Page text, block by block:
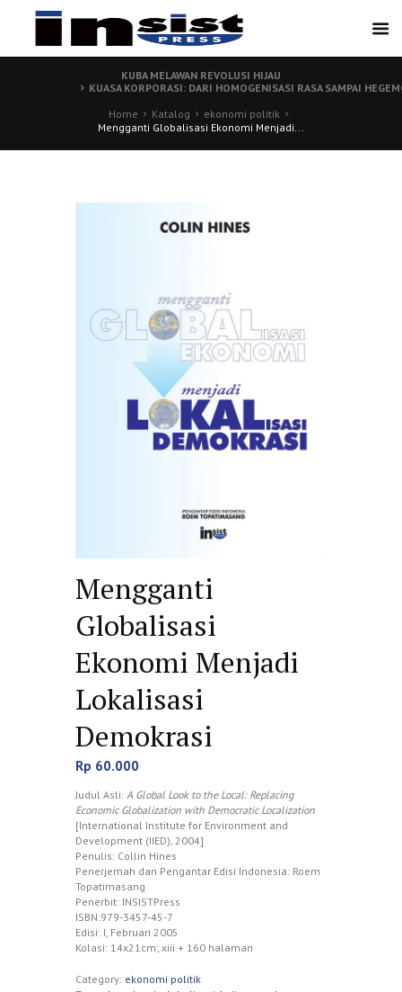
KUBA MELAWAN REVOLUSI HIJAU
KUASA KORPORASI: DARI HOMOGENISASI RASA SAMPAI
Home
Katalog
ekonomi politik
Mengganti Globalisasi Ekonomi Menjadi...
Mengganti
Globalisasi
Ekonomi Menjadi
Lokalisasi
Demokrasi
Rp 60.000
Judul Asli: A Global Look to the Local: Replacing
Economic Globalization with Democratic Localization
[International Institute for Environment and
Development (IIED), 2004]
Penulis: Collin Hines
Penerjemah dan Pengantar Edisi Indonesia: Roem
Topatimasang
Penerbit: INSISTPress
ISBN:979-3457-45-7
Edisi: I, Februari 2005
Kolasi: 14x21cm; xiii + 160 halaman
Category: ekonomi politik